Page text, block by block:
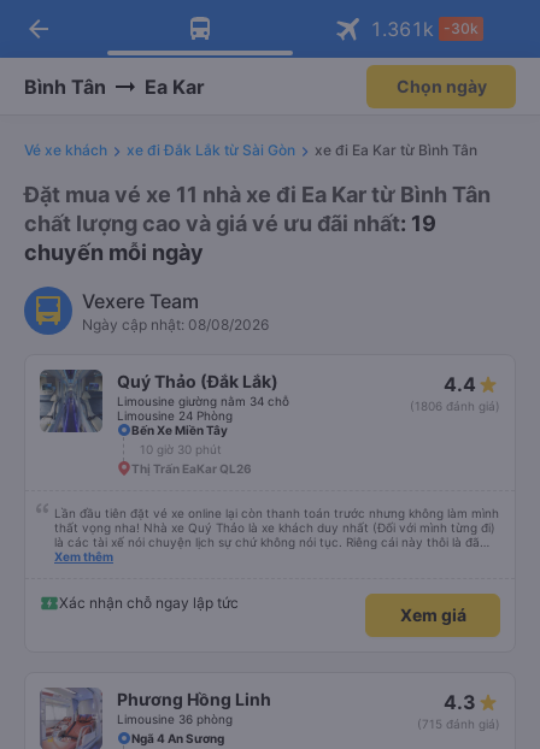
Tải app Vexere ngay!
Nhận ưu đãi thành viên độc
Mở app
Tải app Vexere
-30k/ghế khi đặt vé máy bay qua
Mở app
arrow_back 1.361 k -30k
Bình Tân Ea Kar Chọn ngày
Vé xe khách xe đi Đắk Lắk từ Sài Gòn xe đi Ea Kar từ Bình Tân
Đặt mua vé xe 11 nhà xe đi Ea Kar từ Bình Tân
chất lượng cao và giá vé ưu đãi nhất: 19
chuyến mỗi ngày
Vexere Team
Ngày cập nhật: 08/08/2026
Quý Thảo (Đắk Lắk)
Limousine giường nằm 34 chỗ
Limousine 24 Phòng
4.4
(1806 đánh giá)
Bến Xe Miền Tây
10 giờ 30 phút
Thị Trấn EaKar QL26
Lần đầu tiên đặt vé xe online lại còn thanh toán trước nhưng không làm mình
thất vọng nha! Nhà xe Quý Thảo là xe khách duy nhất (Đối với mình từng đi)
là các tài xế nói chuyện lịch sự chứ không nói tục. Riêng cái này thôi là đã
đánh giá 5 sao rồi. Chú tài xế còn uống pepsi rất dễ thương chứ không có
Xem thêm
Xác nhận chỗ ngay lập tức
Xem giá
Phương Hồng Linh
Limousine 36 phòng
4.3
(715 đánh giá)
Ngã 4 An Sương